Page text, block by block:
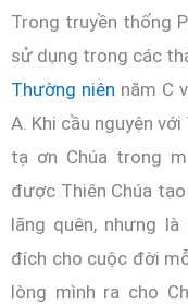
Trong truyền thống
sử dụng trong các
Thường niên năm C
A. Khi cầu nguyện
tạ ơn Chúa trong
được Thiên Chúa
lãng quên, nhưng
đích cho cuộc đời
lòng mình ra cho